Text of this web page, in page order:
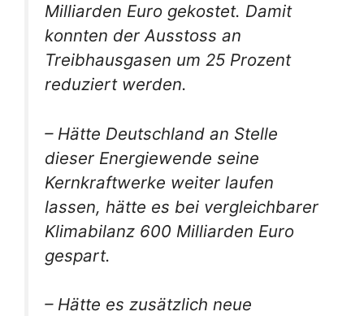
Milliarden Euro gekostet. Damit
konnten der Ausstoss an
Treibhausgasen um 25 Prozent
reduziert werden.
– Hätte Deutschland an Stelle
dieser Energiewende seine
Kernkraftwerke weiter laufen
lassen, hätte es bei vergleichbarer
Klimabilanz 600 Milliarden Euro
gespart.
– Hätte es zusätzlich neue